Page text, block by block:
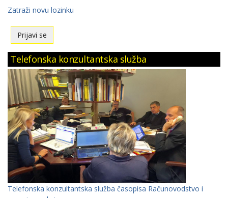
Zatraži novu lozinku
Telefonska konzultantska služba
Telefonska konzultantska služba časopisa Računovodstvo i